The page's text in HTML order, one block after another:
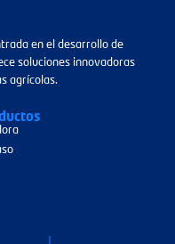
en el desarrollo de
soluciones innovadoras
agrícolas.